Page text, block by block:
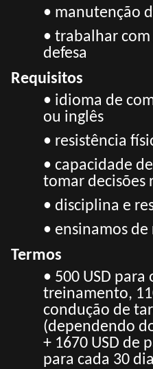
• manutenção
• trabalhar
defesa
Requisitos
• idioma de
ou inglês
• resistência
• capacidade
tomar decisões
• disciplina e
• ensinamos de
Termos
• 500 USD
treinamento,
condução de
(dependendo
+ 1670 USD de
para cada 30